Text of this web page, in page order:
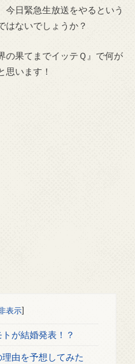
今日緊急生放送をやるという
はないでしょうか？
の果てまでイッテＱ』で何が
思います！
表示]
が結婚発表！？
由を予想してみた